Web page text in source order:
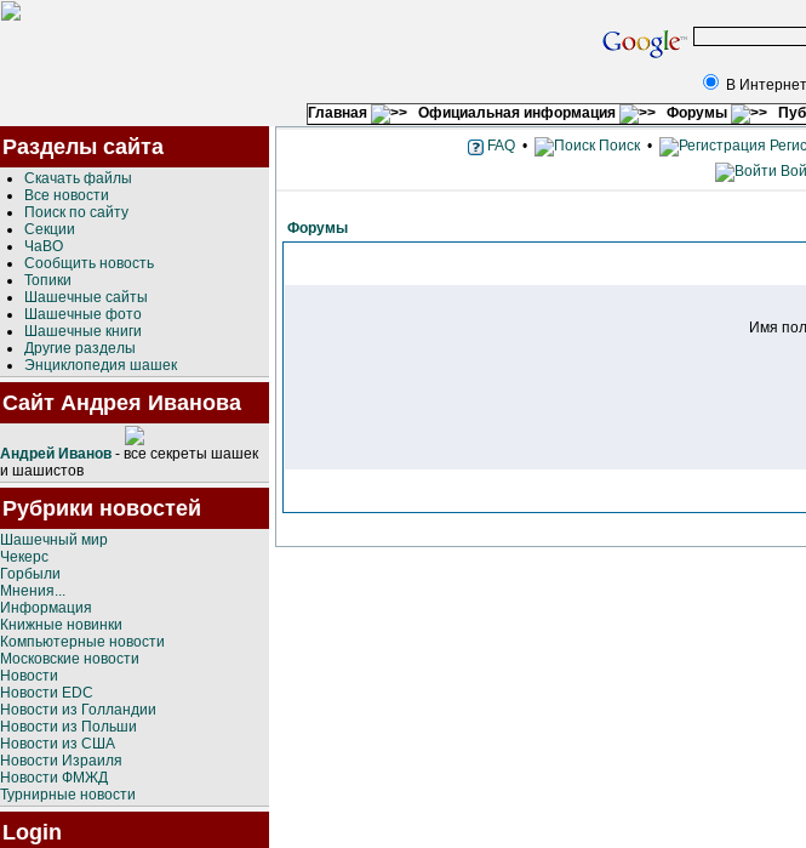
В
Главная
Официальная информация Форумы
Разделы сайта
Скачать файлы
Все новости
Поиск по сайту
Секции
ЧаВО
Сообщить новость
Топики
Шашечные сайты
Шашечные фото
Шашечные книги
Другие разделы
Энциклопедия шашек
Сайт Андрея Иванова
Андрей Иванов - все секреты шашек
и шашистов
Рубрики новостей
Шашечный мир
Чекерс
Горбыли
Мнения...
Информация
Книжные новинки
Компьютерные новости
Московские новости
Новости
Новости EDC
Новости из Голландии
Новости из Польши
Новости из США
Новости Израиля
Новости ФМЖД
Турнирные новости
Login
FAQ• Поиск•
Форумы
Имя